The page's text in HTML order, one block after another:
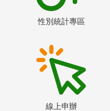
性別統計專區
線上申辦